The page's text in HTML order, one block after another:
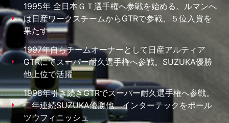
1995年 全日本ＧＴ選手権へ参戦を始める。ルマンへ
は日産ワークスチームからGTRで参戦、５位入賞を
果たす
1997年自らチームオーナーとして日産アルティア
GTRにてスーパー耐久選手権へ参戦。SUZUKA優勝
他上位で活躍
1998年引き続きGTRでスーパー耐久選手権へ参戦。
二年連続SUZUKA優勝他、インターテックをポール
ツウフィニッシュ